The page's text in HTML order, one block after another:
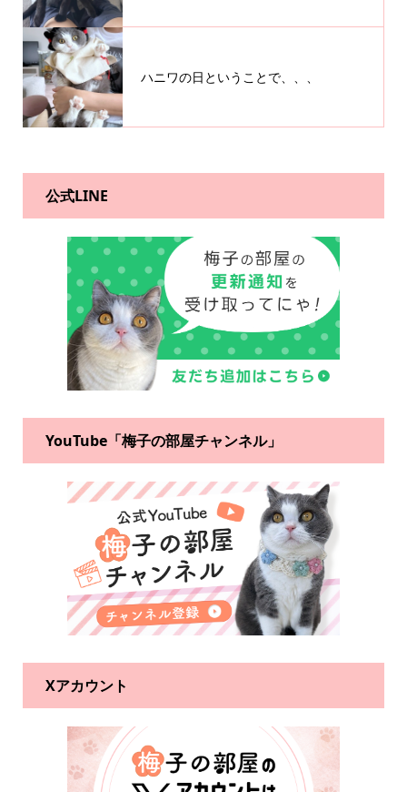
ハニワの日ということで、、、
公式LINE
YouTube「梅子の部屋チャンネル」
Xアカウント